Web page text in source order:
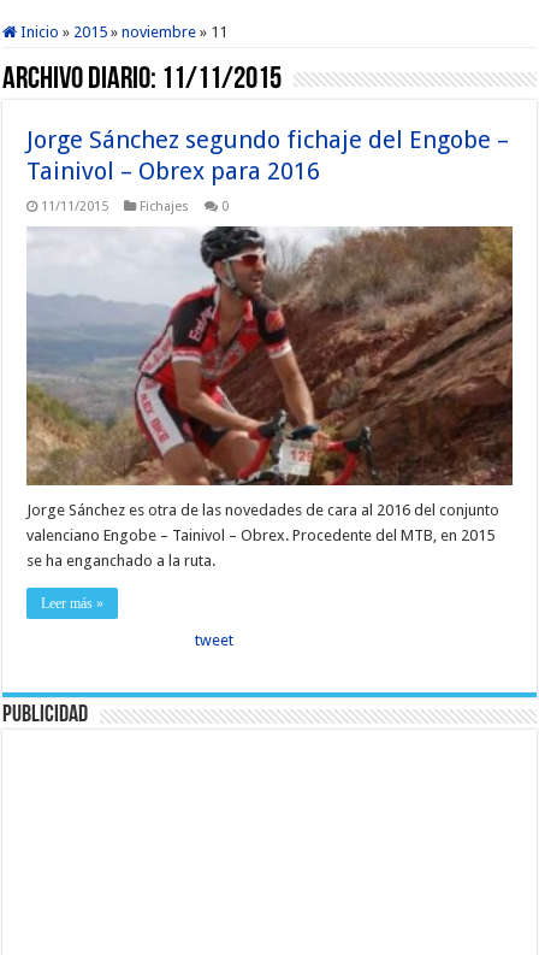
Inicio » 2015 » noviembre » 11
Archivo diario: 11/11/2015
Jorge Sánchez segundo fichaje del Engobe –
Tainivol – Obrex para 2016
11/11/2015 Fichajes 0
Jorge Sánchez es otra de las novedades de cara al 2016 del conjunto
valenciano Engobe – Tainivol – Obrex. Procedente del MTB, en 2015
se ha enganchado a la ruta.
Leer más »
tweet
Publicidad